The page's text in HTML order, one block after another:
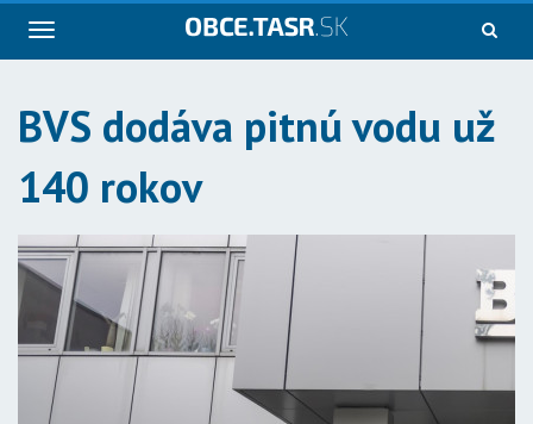
Navigácia
BVS dodáva pitnú vodu už
140 rokov